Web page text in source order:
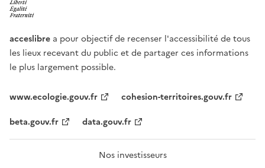
acceslibre a pour objectif de recenser l'accessibilité de tous
les lieux recevant du public et de partager ces informations
le plus largement possible.
www.ecologie.gouv.fr
cohesion-territoires.gouv.fr
beta.gouv.fr
data.gouv.fr
Nos investisseurs